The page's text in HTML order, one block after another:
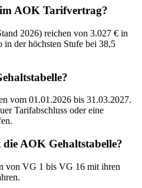
AOK Tarifvertrag?
2026) reichen von 3.027 € in
in der höchsten Stufe bei 38,5
vom 01.01.2026 bis 31.03.2027.
Tarifabschluss oder eine
AOK Gehaltstabelle?
von VG 1 bis VG 16 mit ihren